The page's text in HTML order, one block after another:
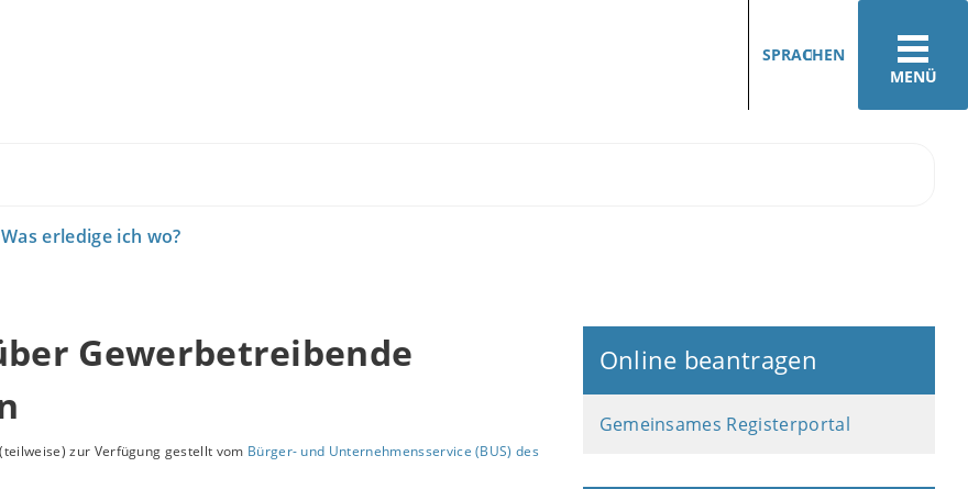
MENÜ
SPRACHEN
Was erledige ich wo?
Gewerbetreibende
zur Verfügung gestellt vom Bürger- und Unternehmensservice (BUS) des
Online beantragen
Gemeinsames Registerportal